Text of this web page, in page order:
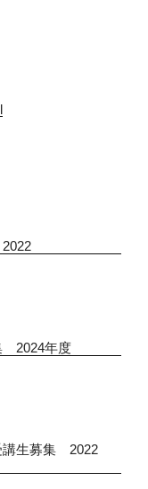
2024年度
講生募集 2022